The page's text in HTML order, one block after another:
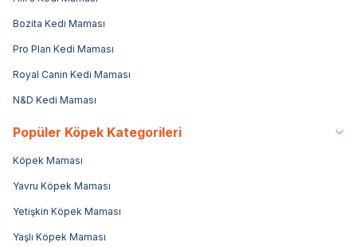
Bozita Kedi Maması
Pro Plan Kedi Maması
Royal Canin Kedi Maması
N&D Kedi Maması
Popüler Köpek Kategorileri
Köpek Maması
Yavru Köpek Maması
Yetişkin Köpek Maması
Yaşlı Köpek Maması